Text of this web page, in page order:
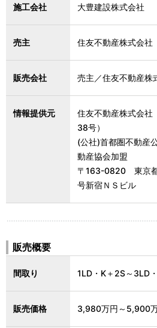
施工会社 大豊建設株式会社
売主 住友不動産株式会社
販売会社 売主／住友不動産株
情報提供元
住友不動産株式会社
38号）
(公社)首都圏不動産
動産協会加盟
〒163-0820 東京都
号新宿ＮＳビル
販売概要
間取り 1LD・K＋2S～3LD
販売価格 3,980万円～5,900